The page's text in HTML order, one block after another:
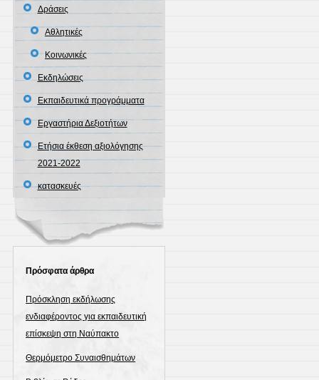
Δράσεις
Αθλητικές
Κοινωνικές
Εκδηλώσεις
Εκπαιδευτικά προγράμματα
Εργαστήρια Δεξιοτήτων
Ετήσια έκθεση αξιολόγησης
2021-2022
κατασκευές
Πρόσφατα άρθρα
Πρόσκληση εκδήλωσης
ενδιαφέροντος για εκπαιδευτική
επίσκεψη στη Ναύπακτο
Θερμόμετρο Συναισθημάτων